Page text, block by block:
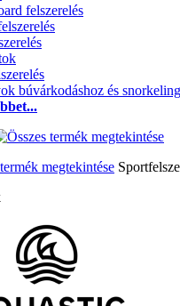
felszerelés
búvárkodáshoz és
megtekintése